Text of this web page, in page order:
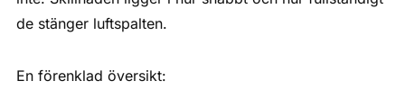
de stänger luftspalten.
En förenklad översikt: